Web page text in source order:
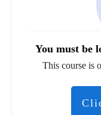
You must be
This course is